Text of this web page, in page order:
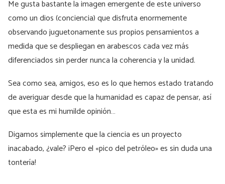
Me gusta bastante la imagen emergente de este universo
como un dios (conciencia) que disfruta enormemente
observando juguetonamente sus propios pensamientos a
medida que se despliegan en arabescos cada vez más
diferenciados sin perder nunca la coherencia y la unidad.
Sea como sea, amigos, eso es lo que hemos estado tratando
de averiguar desde que la humanidad es capaz de pensar, así
que esta es mi humilde opinión…
Digamos simplemente que la ciencia es un proyecto
inacabado, ¿vale? ¡Pero el «pico del petróleo» es sin duda una
tontería!